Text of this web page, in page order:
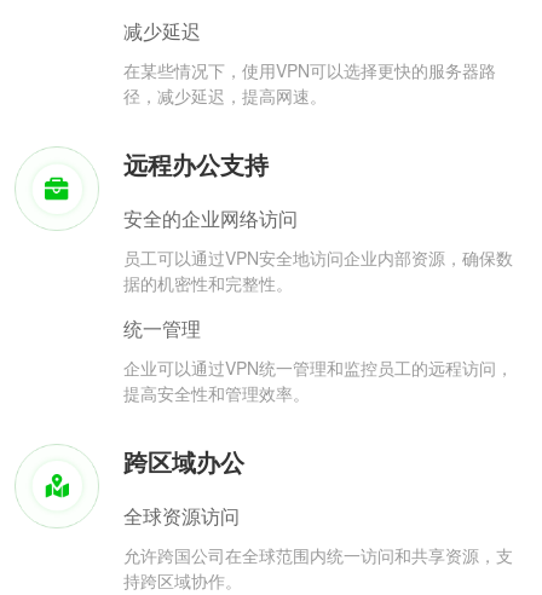
减少延迟
在某些情况下，使用VPN可以选择更快的服务器路
径，减少延迟，提高网速。
远程办公支持
安全的企业网络访问
员工可以通过VPN安全地访问企业内部资源，确保数
据的机密性和完整性。
统一管理
企业可以通过VPN统一管理和监控员工的远程访问，
提高安全性和管理效率。
跨区域办公
全球资源访问
允许跨国公司在全球范围内统一访问和共享资源，支
持跨区域协作。